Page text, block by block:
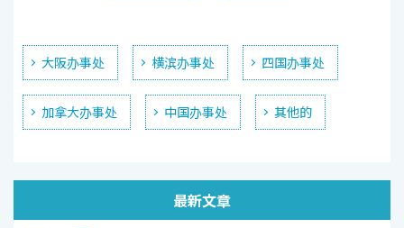
大阪办事处 横滨办事处 四国办事处
加拿大办事处 中国办事处 其他的
最新文章